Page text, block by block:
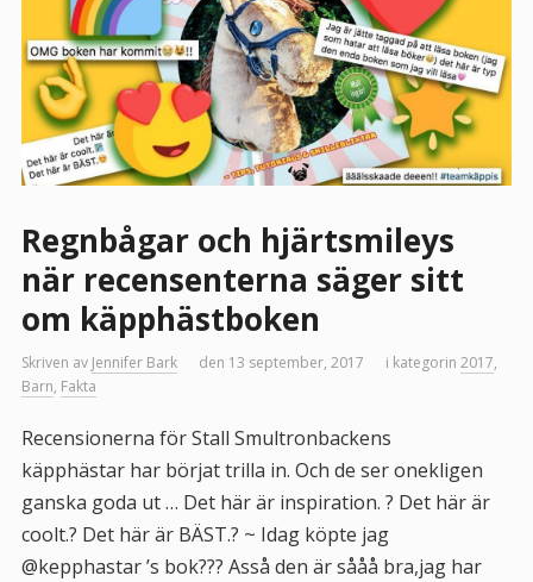
Regnbågar och hjärtsmileys
när recensenterna säger sitt
om käpphästboken
Skriven av Jennifer Bark den 13 september, 2017 i kategorin 2017,
Barn, Fakta
Recensionerna för Stall Smultronbackens
käpphästar har börjat trilla in. Och de ser onekligen
ganska goda ut … Det här är inspiration. ? Det här är
coolt.? Det här är BÄST.? ~ Idag köpte jag
@kepphastar ’s bok??? Asså den är sååå bra,jag har